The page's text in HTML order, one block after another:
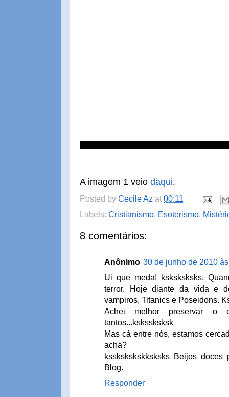
A imagem 1 veio daqui.
Posted by Cecile Az at 00:11
Labels: Cristianismo, Esoterismo,
8 comentários:
Anônimo 30 de junho de 2010
Ui que meda! ksksksksks.
terror. Hoje diante da vida e
vampiros, Titanics e Poseidons.
Achei melhor preservar o
tantos...kskssksksk
Mas cá entre nós, estamos
acha?
ksskskskskksksks Beijos
Blog.
Responder